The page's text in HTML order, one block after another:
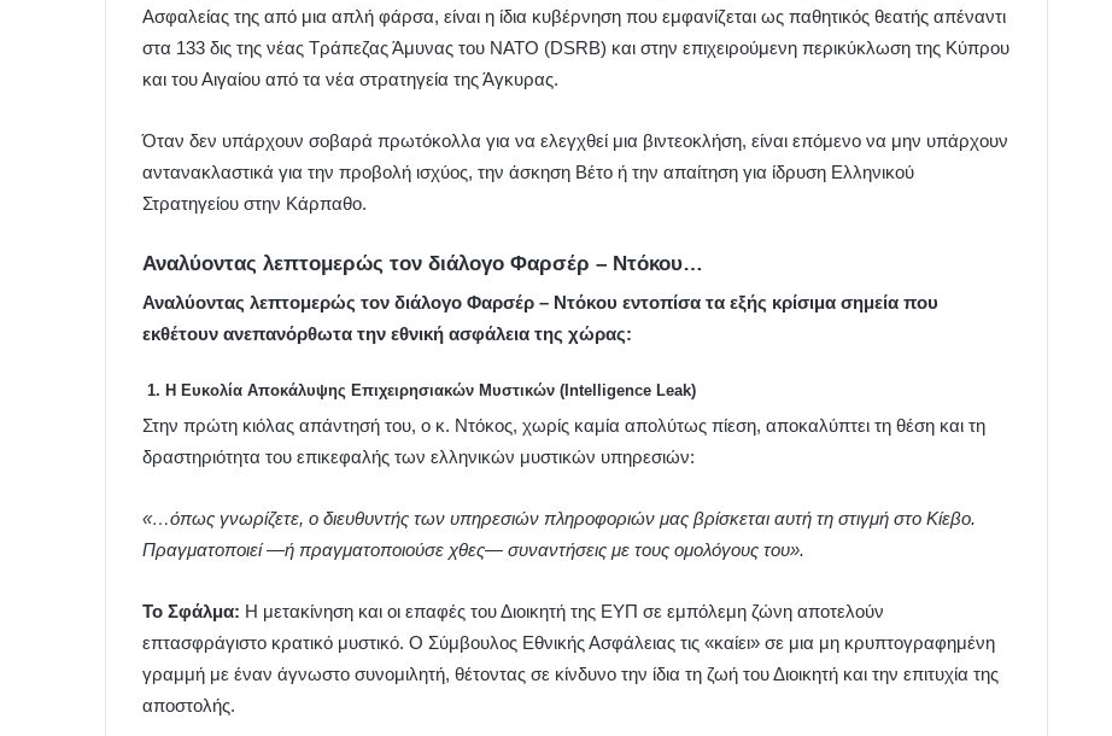
Ασφαλείας της από μια απλή φάρσα, είναι η ίδια κυβέρνηση που εμφανίζεται ως παθητικός θεατής απέναντι
στα 133 δις της νέας Τράπεζας Άμυνας του ΝΑΤΟ (DSRB) και στην επιχειρούμενη περικύκλωση της Κύπρου
και του Αιγαίου από τα νέα στρατηγεία της Άγκυρας.
Όταν δεν υπάρχουν σοβαρά πρωτόκολλα για να ελεγχθεί μια βιντεοκλήση, είναι επόμενο να μην υπάρχουν
αντανακλαστικά για την προβολή ισχύος, την άσκηση Βέτο ή την απαίτηση για ίδρυση Ελληνικού
Στρατηγείου στην Κάρπαθο.
Αναλύοντας λεπτομερώς τον διάλογο Φαρσέρ – Ντόκου…
Αναλύοντας λεπτομερώς τον διάλογο Φαρσέρ – Ντόκου εντοπίσα τα εξής κρίσιμα σημεία που
εκθέτουν ανεπανόρθωτα την εθνική ασφάλεια της χώρας:
1. Η Ευκολία Αποκάλυψης Επιχειρησιακών Μυστικών (Intelligence Leak)
Στην πρώτη κιόλας απάντησή του, ο κ. Ντόκος, χωρίς καμία απολύτως πίεση, αποκαλύπτει τη θέση και τη
δραστηριότητα του επικεφαλής των ελληνικών μυστικών υπηρεσιών:
«…όπως γνωρίζετε, ο διευθυντής των υπηρεσιών πληροφοριών μας βρίσκεται αυτή τη στιγμή στο Κίεβο.
Πραγματοποιεί —ή πραγματοποιούσε χθες— συναντήσεις με τους ομολόγους του».
Το Σφάλμα: Η μετακίνηση και οι επαφές του Διοικητή της ΕΥΠ σε εμπόλεμη ζώνη αποτελούν
επτασφράγιστο κρατικό μυστικό. Ο Σύμβουλος Εθνικής Ασφάλειας τις «καίει» σε μια μη κρυπτογραφημένη
γραμμή με έναν άγνωστο συνομιλητή, θέτοντας σε κίνδυνο την ίδια τη ζωή του Διοικητή και την επιτυχία της
αποστολής.